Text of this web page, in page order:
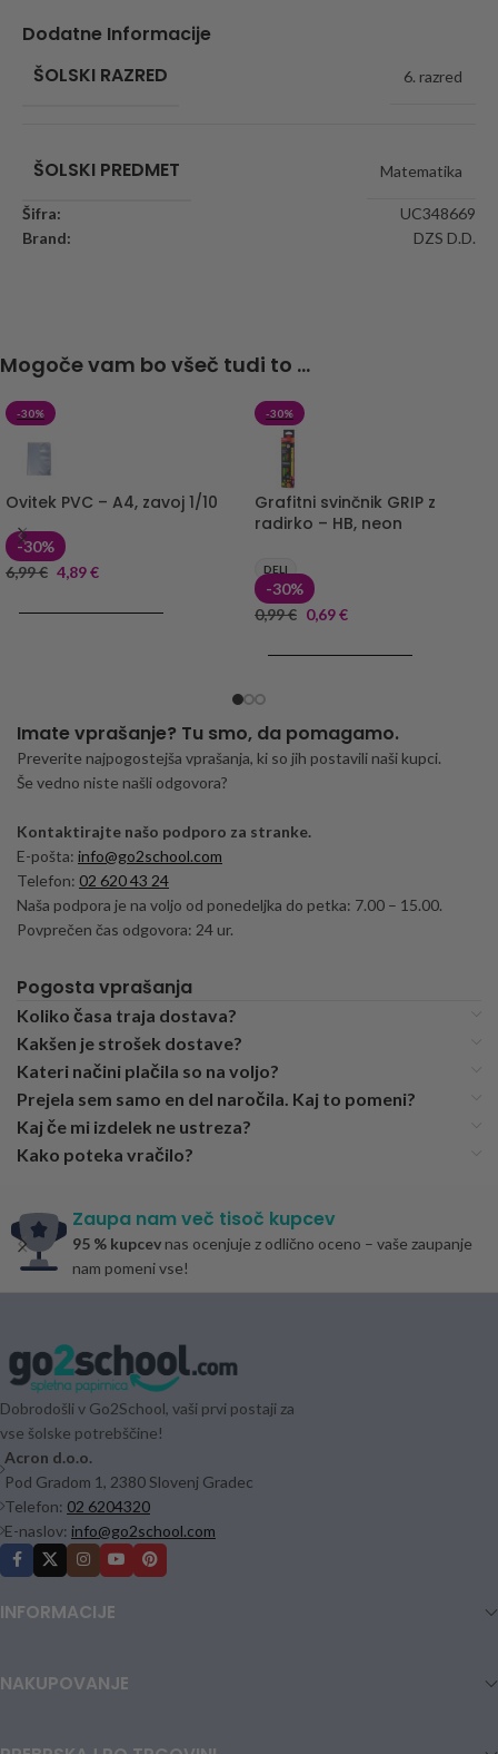
Dodatne Informacije
ŠOLSKI RAZRED
6. razred
ŠOLSKI PREDMET Matematika
Šifra:
UC348669
Brand:
DZS D.D.
Mogoče vam bo všeč tudi to ...
-30%
Ovitek PVC – A4, zavoj 1/10
-30%
6,99€ 4,89€
-30%
Grafitni svinčnik GRIP z
radirko – HB, neon
DELI
-30%
0,99€ 0,69€
Imate vprašanje? Tu smo, da pomagamo.
Preverite najpogostejša vprašanja, ki so jih postavili naši kupci.
Še vedno niste našli odgovora?
Kontaktirajte našo podporo za stranke.
E-pošta: info@go2school.com
Telefon: 02 620 43 24
Naša podpora je na voljo od ponedeljka do petka: 7.00 – 15.00.
Povprečen čas odgovora: 24 ur.
Pogosta vprašanja
Koliko časa traja dostava?
Kakšen je strošek dostave?
Kateri načini plačila so na voljo?
Prejela sem samo en del naročila. Kaj to pomeni?
Kaj če mi izdelek ne ustreza?
Kako poteka vračilo?
Zaupa nam več tisoč kupcev
95 % kupcev nas ocenjuje z odlično oceno – vaše zaupanje
nam pomeni vse!
Dobrodošli v Go2School, vaši prvi postaji za
vse šolske potrebščine!
Acron d.o.o.
Pod Gradom 1, 2380 Slovenj Gradec
Telefon: 02 6204320
E-naslov: info@go2school.com
INFORMACIJE
NAKUPOVANJE